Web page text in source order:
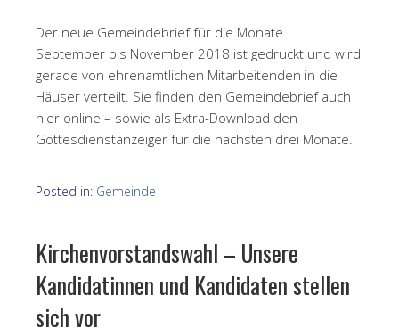
Der neue Gemeindebrief für die Monate
September bis November 2018 ist gedruckt und wird
gerade von ehrenamtlichen Mitarbeitenden in die
Häuser verteilt. Sie finden den Gemeindebrief auch
hier online – sowie als Extra-Download den
Gottesdienstanzeiger für die nächsten drei Monate.
Posted in: Gemeinde
Kirchenvorstandswahl – Unsere
Kandidatinnen und Kandidaten stellen
sich vor